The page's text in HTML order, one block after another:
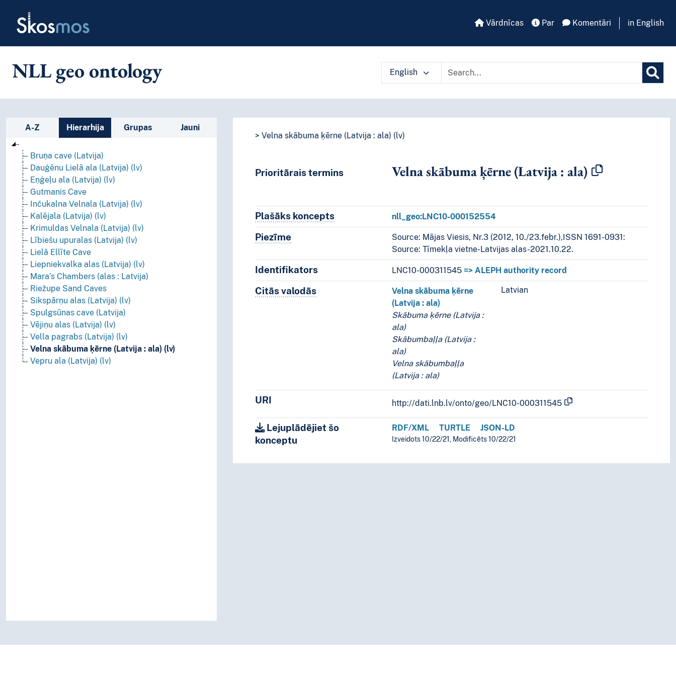
Skosmos Vārdnīcas Par Komentāri in English
NLL geo ontology English
Sānjoslas saraksts: apskatīt un pārlūkot vārdnīcas saturu pēc izvēlētā kritērija
A-Z Hierarhija Grupas Jauni
Bruņa cave (Latvija)
Dauģēnu Lielā ala (Latvija) (lv)
Eņģeļu ala (Latvija) (lv)
Gutmanis Cave
Inčukalna Velnala (Latvija) (lv)
Kalējala (Latvija) (lv)
Krimuldas Velnala (Latvija) (lv)
Lībiešu upuralas (Latvija) (lv)
Lielā Ellīte Cave
Liepniekvalka alas (Latvija) (lv)
Mara’s Chambers (alas : Latvija)
Riežupe Sand Caves
Sikspārņu alas (Latvija) (lv)
Spulgsūnas cave (Latvija)
Vējiņu alas (Latvija) (lv)
Vella pagrabs (Latvija) (lv)
Velna skābuma ķērne (Latvija : ala) (lv)
Vepru ala (Latvija) (lv)
Velna skābuma ķērne (Latvija : ala) (lv)
Prioritārais termins Velna skābuma ķērne (Latvija : ala)
Plašāks konceptsPlašāks konceptsnll_geo:LNC10-000152554
PiezīmePiezīmes
Source: Mājas Viesis, Nr.3 (2012, 10./23.febr.),ISSN 1691-0931:
Source: Tīmekļa vietne-Latvijas alas-2021.10.22.
Identifikators LNC10-000311545 => ALEPH authority record
Citās valodāsTermini šim konceptam citās valodās. Latvian
Velna skābuma ķērne
(Latvija : ala)
Skābuma ķērne (Latvija :
ala)
Skābumbaļļa (Latvija :
ala)
Velna skābumbaļļa
(Latvija : ala)
URI http://dati.lnb.lv/onto/geo/LNC10-000311545
Lejuplādējiet šo
konceptu
RDF/XML TURTLE JSON-LD
Izveidots 10/22/21, Modificēts 10/22/21